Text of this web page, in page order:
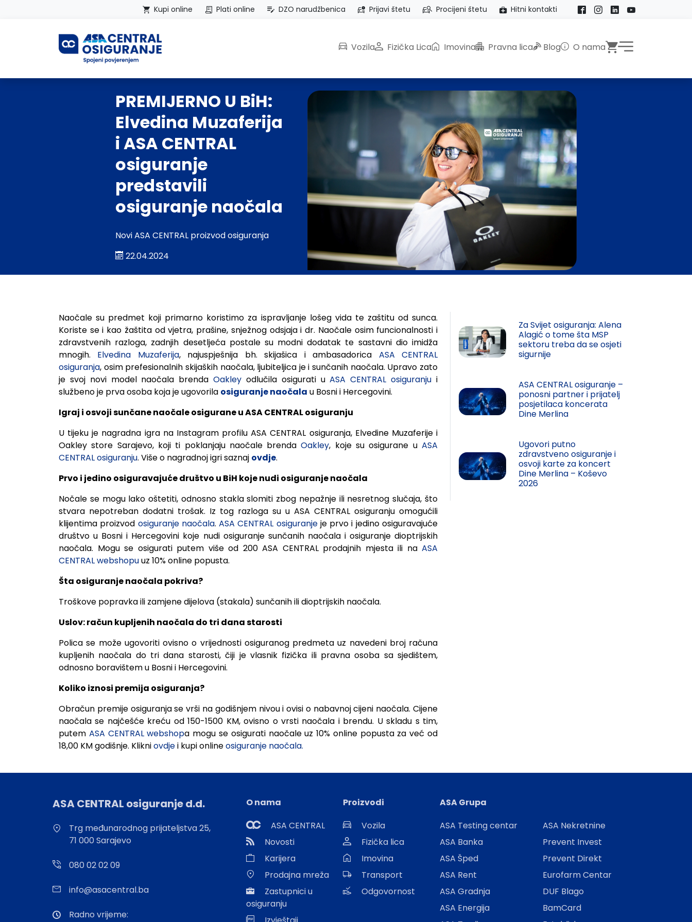
Kupi online Plati online DZO narudžbenica Prijavi štetu Procijeni štetu Hitni kontakti Facebook
Instagram
LinkedInYouTube
Početna
Vozila Fizička Lica Imovina Pravna lica Blog O nama Webshop
PREMIJERNO U BiH:
Elvedina Muzaferija
i ASA CENTRAL
osiguranje
predstavili
osiguranje naočala
Novi ASA CENTRAL proizvod osiguranja
22.04.2024
PREMIJERNO U BiH: Elvedina Muzaferija i ASA CENTRAL osiguranje predstavili
Naočale su predmet koji primarno koristimo za ispravljanje lošeg vida te zaštitu od sunca.
Koriste se i kao žaštita od vjetra, prašine, snježnog odsjaja i dr. Naočale osim funcionalnosti i
zdravstvenih razloga, zadnjih desetljeća postale su modni dodatak te sastavni dio imidža
mnogih. Elvedina Muzaferija, najuspješnija bh. skijašica i ambasadorica ASA CENTRAL
osiguranja, osim prefesionalnih skijaških naočala, ljubiteljica je i sunčanih naočala. Upravo zato
je svoj novi model naočala brendaOakley odlučila osigurati uASA CENTRAL osiguranju i
službeno je prva osoba koja je ugovorila osiguranje naočala u Bosni i Hercegovini.
Igraj i osvoji sunčane naočale osigurane u ASA CENTRAL osiguranju
U tijeku je nagradna igra na Instagram profilu ASA CENTRAL osiguranja, Elvedine Muzaferije i
Oakley store Sarajevo, koji ti poklanjaju naočale brendaOakley, koje su osigurane uASA
CENTRAL osiguranju. Više o nagradnoj igri saznaj ovdje.
Prvo i jedino osiguravajuće društvo u BiH koje nudi osiguranje naočala
Nočale se mogu lako oštetiti, odnosno stakla slomiti zbog nepažnje ili nesretnog slučaja, što
stvara nepotreban dodatni trošak. Iz tog razloga su u ASA CENTRAL osiguranju omogućili
klijentima proizvod osiguranje naočala.ASA CENTRAL osiguranjeje prvo i jedino osiguravajuće
društvo u Bosni i Hercegovini koje nudi osiguranje sunčanih naočala i osiguranje dioptrijskih
naočala. Mogu se osigurati putem više od 200 ASA CENTRAL prodajnih mjesta ili na ASA
CENTRAL webshopuuz 10% online popusta.
Šta osiguranje naočala pokriva?
Troškove popravka ili zamjene dijelova (stakala) sunčanih ili dioptrijskih naočala.
Uslov: račun kupljenih naočala do tri dana starosti
Polica se može ugovoriti ovisno o vrijednosti osiguranog predmeta uz navedeni broj računa
kupljenih naočala do tri dana starosti, čiji je vlasnik fizička ili pravna osoba sa sjedištem,
odnosno boravištem u Bosni i Hercegovini.
Koliko iznosi premija osiguranja?
Obračun premije osiguranja se vrši na godišnjem nivou i ovisi o nabavnoj cijeni naočala. Cijene
naočala se najčešće kreću od 150-1500 KM, ovisno o vrsti naočala i brendu. U skladu s tim,
putem ASA CENTRAL webshopa mogu se osigurati naočale uz 10% online popusta za već od
18,00 KM godišnje. Klikniovdjei kupi onlineosiguranje naočala.
Za Svijet osiguranja: Alena
Alagić o tome šta MSP
sektoru treba da se osjeti
sigurnije
ASA CENTRAL osiguranje –
ponosni partner i prijatelj
posjetilaca koncerata
Dine Merlina
Ugovori putno
zdravstveno osiguranje i
osvoji karte za koncert
Dine Merlina – Koševo
2026
ASA CENTRAL osiguranje d.d.
Trg međunarodnog prijateljstva 25,
71 000 Sarajevo
080 02 02 09
info@asacentral.ba
Radno vrijeme:
O nama
ASA CENTRAL
Novosti
Karijera
Prodajna mreža
Zastupnici u
osiguranju
Proizvodi
Vozila
Fizička lica
Imovina
Transport
Odgovornost
ASA Grupa
ASA Testing centar
ASA Banka
ASA Šped
ASA Rent
ASA Gradnja
ASA Energija
ASA Nekretnine
Prevent Invest
Prevent Direkt
Eurofarm Centar
DUF Blago
BamCard